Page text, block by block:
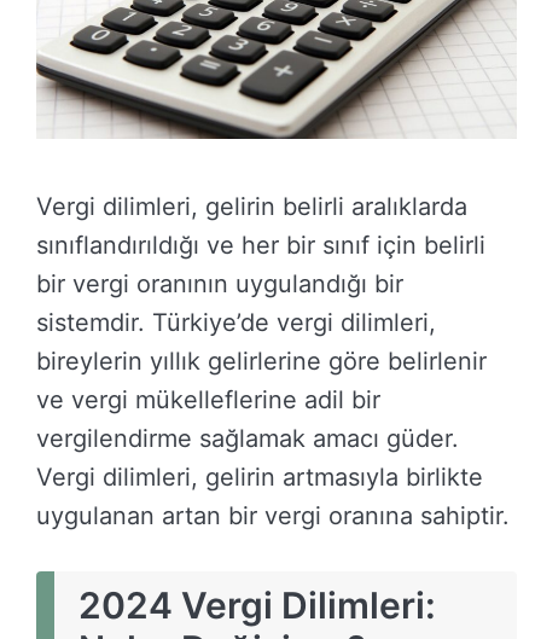
Vergi dilimleri, gelirin belirli aralıklarda
sınıflandırıldığı ve her bir sınıf için belirli
bir vergi oranının uygulandığı bir
sistemdir. Türkiye’de vergi dilimleri,
bireylerin yıllık gelirlerine göre belirlenir
ve vergi mükelleflerine adil bir
vergilendirme sağlamak amacı güder.
Vergi dilimleri, gelirin artmasıyla birlikte
uygulanan artan bir vergi oranına sahiptir.
2024 Vergi Dilimleri: